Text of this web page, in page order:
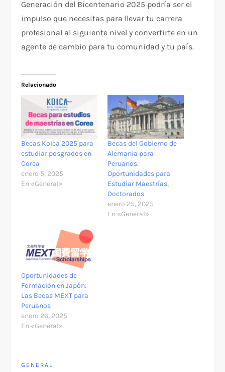
Generación del Bicentenario 2025 podría ser el
impulso que necesitas para llevar tu carrera
profesional al siguiente nivel y convertirte en un
agente de cambio para tu comunidad y tu país.
Relacionado
Becas Koica 2025 para
estudiar posgrados en
Corea
enero 5, 2025
En «General»
Becas del Gobierno de
Alemania para
Peruanos:
Oportunidades para
Estudiar Maestrías,
Doctorados
enero 25, 2025
En «General»
Oportunidades de
Formación en Japón:
Las Becas MEXT para
Peruanos
enero 26, 2025
En «General»
GENERAL